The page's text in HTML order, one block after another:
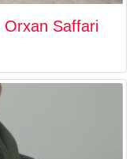
Orxan Saffari